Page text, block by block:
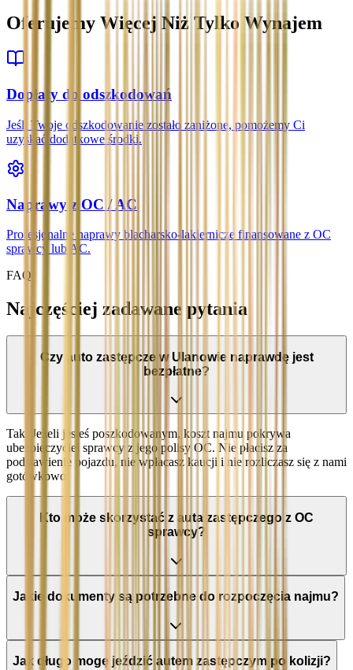
Oferujemy Więcej Niż Tylko Wynajem
Dopłaty do odszkodowań
Jeśli Twoje odszkodowanie zostało zaniżone, pomożemy Ci
uzyskać dodatkowe środki.
Naprawy z OC / AC
Profesjonalne naprawy blacharsko-lakiernicze finansowane z OC
sprawcy lub AC.
FAQ
Najczęściej zadawane pytania
Czy auto zastępcze w Ulanowie naprawdę jest
bezpłatne?
Tak. Jeżeli jesteś poszkodowanym, koszt najmu pokrywa
ubezpieczyciel sprawcy z jego polisy OC. Nie płacisz za
podstawienie pojazdu, nie wpłacasz kaucji i nie rozliczasz się z nami
gotówkowo.
Kto może skorzystać z auta zastępczego z OC
sprawcy?
Jakie dokumenty są potrzebne do rozpoczęcia najmu?
Jak długo mogę jeździć autem zastępczym po kolizji?